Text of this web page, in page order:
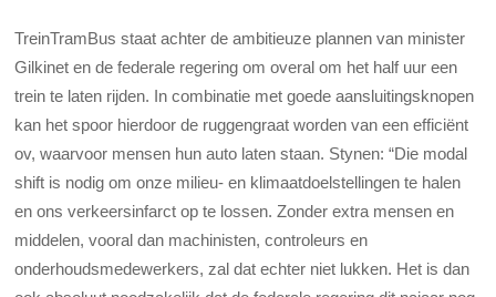
TreinTramBus staat achter de ambitieuze plannen van minister
Gilkinet en de federale regering om overal om het half uur een
trein te laten rijden. In combinatie met goede aansluitingsknopen
kan het spoor hierdoor de ruggengraat worden van een efficiënt
ov, waarvoor mensen hun auto laten staan. Stynen: “Die modal
shift is nodig om onze milieu- en klimaatdoelstellingen te halen
en ons verkeersinfarct op te lossen. Zonder extra mensen en
middelen, vooral dan machinisten, controleurs en
onderhoudsmedewerkers, zal dat echter niet lukken. Het is dan